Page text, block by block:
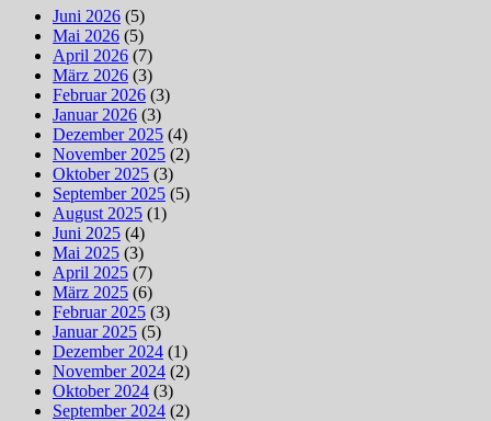
Juni 2026 (5)
Mai 2026 (5)
April 2026 (7)
März 2026 (3)
Februar 2026 (3)
Januar 2026 (3)
Dezember 2025 (4)
November 2025 (2)
Oktober 2025 (3)
September 2025 (5)
August 2025 (1)
Juni 2025 (4)
Mai 2025 (3)
April 2025 (7)
März 2025 (6)
Februar 2025 (3)
Januar 2025 (5)
Dezember 2024 (1)
November 2024 (2)
Oktober 2024 (3)
September 2024 (2)